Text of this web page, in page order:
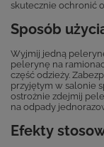
skutecznie ochronić
Sposób
Wyjmij jedną
pelerynę na
część odzieży.
przyjętym w salonie
ostrożnie zdejmij
na odpady
Efekty